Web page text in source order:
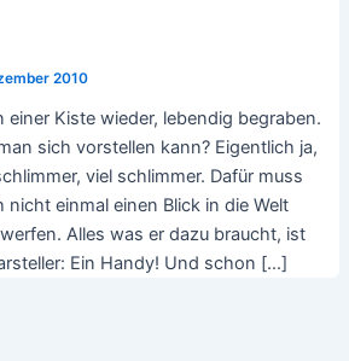
2010
einer Kiste wieder, lebendig begraben.
sich vorstellen kann? Eigentlich ja,
viel schlimmer. Dafür muss
nicht einmal einen Blick in die Welt
Alles was er dazu braucht, ist
Ein Handy! Und schon […]